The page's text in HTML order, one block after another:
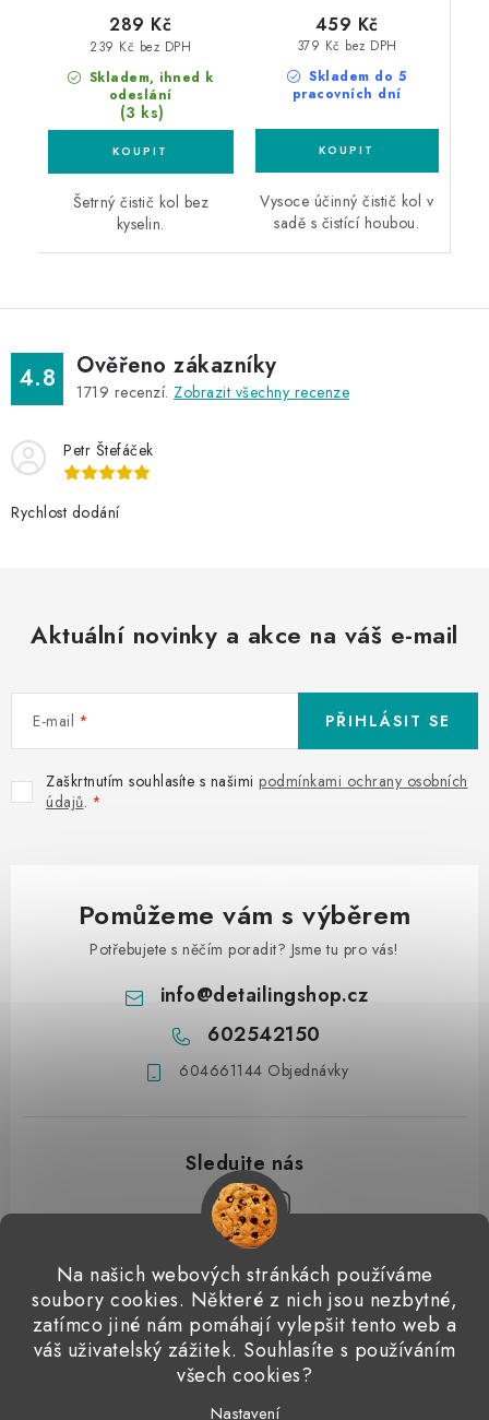
Na našich webových stránkách používáme
soubory cookies. Některé z nich jsou nezbytné,
zatímco jiné nám pomáhají vylepšit tento web a
váš uživatelský zážitek. Souhlasíte s používáním
všech cookies?
Nastavení
Skladem, ihned k
odeslání
(3 ks)
239 Kč bez DPH
289 Kč
Šetrný čistič kol bez
kyselin.
Skladem do 5
pracovních dní
379 Kč bez DPH
459 Kč
Vysoce účinný čistič kol v
sadě s čistící houbou.
4.8 Ověřeno zákazníky
1719 recenzí. Zobrazit všechny recenze
Petr Štefáček
Rychlost dodání
Aktuální novinky a akce na váš e-mail
E-mail
Zaškrtnutím souhlasíte s našimi podmínkami ochrany osobních
údajů.
PŘIHLÁSIT SE
Pomůžeme vám s výběrem
Potřebujete s něčím poradit? Jsme tu pro vás!
info@detailingshop.cz
602542150
604661144 Objednávky
Přijímáme online platby
Detailingclub Dodo Juice Gyeon Quartz ValetPRO
Microfiber Madness